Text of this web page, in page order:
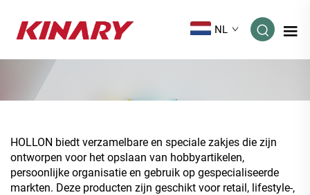
NL
HOLLON biedt verzamelbare en speciale zakjes die zijn
ontworpen voor het opslaan van hobbyartikelen,
persoonlijke organisatie en gebruik op gespecialiseerde
markten. Deze producten zijn geschikt voor retail, lifestyle-,